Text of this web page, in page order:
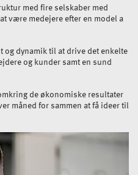
med fire selskaber med
være medejere efter en model a
og dynamik til at drive det enkelte
og kunder samt en sund
de økonomiske resultater
måned for sammen at få ideer til